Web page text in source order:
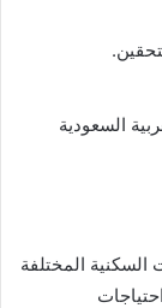
السعودية
السكنية المختلفة